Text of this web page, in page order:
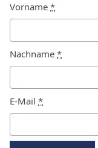
Vorname *
Nachname *
E-Mail *